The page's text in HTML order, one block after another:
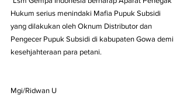
Hukum serius menindaki Mafia Pupuk Subsidi
yang dilakukan oleh Oknum Distributor dan
Pengecer Pupuk Subsidi di kabupaten Gowa demi
kesehjahteraan para petani.
Mgi/Ridwan U